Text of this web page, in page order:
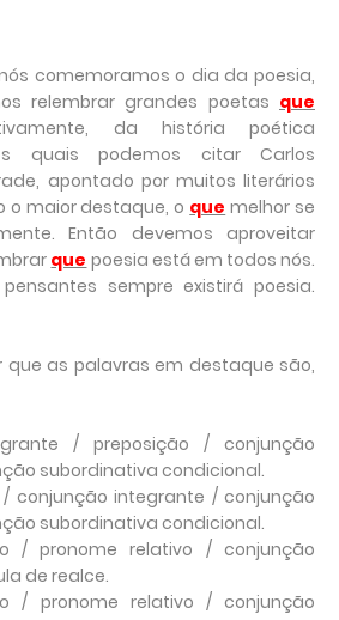
comemoramos o dia da poesia,
relembrar grandes poetas que
da história poética
quais podemos citar Carlos
apontado por muitos literários
maior destaque, o que melhor se
Então devemos aproveitar
que poesia está em todos nós.
sempre existirá poesia.
que as palavras em destaque são,
/ preposição / conjunção
subordinativa condicional.
conjunção integrante / conjunção
subordinativa condicional.
/ pronome relativo / conjunção
de realce.
/ pronome relativo / conjunção